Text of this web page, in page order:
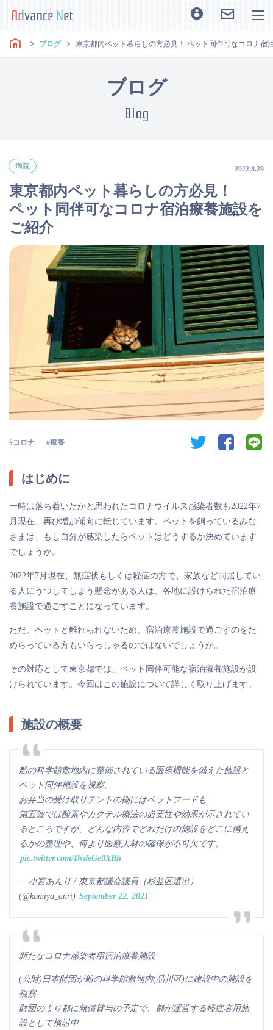
ブログ 東京都内ペット暮らしの方必見！ ペット同伴可なコロナ宿
ブログ
Blog
病院 2022.8.29
東京都内ペット暮らしの方必見！
ペット同伴可なコロナ宿泊療養施設を
ご紹介
コロナ 療養 twitter facebook
はじめに
一時は落ち着いたかと思われたコロナウイルス感染者数も2022年7
月現在、再び増加傾向に転じています。ペットを飼っているみな
さまは、もし自分が感染したらペットはどうするか決めています
でしょうか。
2022年7月現在、無症状もしくは軽症の方で、家族など同居してい
る人にうつしてしまう懸念がある人は、各地に設けられた宿泊療
養施設で過ごすことになっています。
ただ、ペットと離れられないため、宿泊療養施設で過ごすのをた
めらっている方もいらっしゃるのではないでしょうか。
その対応として東京都では、ペット同伴可能な宿泊療養施設が設
けられています。今回はこの施設について詳しく取り上げます。
施設の概要
船の科学館敷地内に整備されている医療機能を備えた施設と
ペット同伴施設を視察。
お弁当の受け取りテントの棚にはペットフードも…
第五波では酸素やカクテル療法の必要性や効果が示されてい
るところですが、どんな内容でどれだけの施設をどこに備え
るかの整理や、何より医療人材の確保が不可欠です。
pic.twitter.com/DvdeGe0XBh
— 小宮あんり / 東京都議会議員（杉並区選出）
(@komiya_anri) September 22, 2021
新たなコロナ感染者用宿泊療養施設
(公財)日本財団が船の科学館敷地内(品川区)に建設中の施設を
視察
財団のより都に無償貸与の予定で、都が運営する軽症者用施
設として検討中